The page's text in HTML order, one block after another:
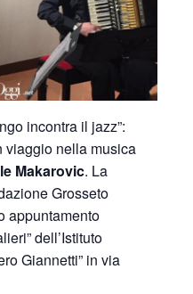
incontra il jazz”:
viaggio nella musica
Makarovic. La
Grosseto
appuntamento
dell’Istituto
Giannetti” in via